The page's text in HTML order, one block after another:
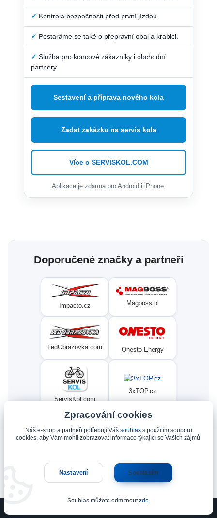
✓ Kontrola bezpečnosti před první jízdou.
✓ Postaráme se také o přepravní obal a krabici.
✓ Služba pro koncové zákazníky i obchodní
partnery.
Sestavení a příprava nového kola
Zadat zakázku na servis kola
Více o SERVISKOL.COM
Aplikace je zdarma pro Android i iPhone.
Doporučené značky a partneři
Impacto.cz Magboss.pl
LedObrazovka.com Onesto Energy
ServisKol.com
3xTOP.cz
Condat Ninex.cz
Zpracování cookies
Náš e-shop a partneři potřebují Váš souhlass použitím souborů
cookies, aby Vám mohli zobrazovat informace týkající se Vašich zájmů.
Nastavení Souhlasím
Souhlas můžete odmítnoutzde